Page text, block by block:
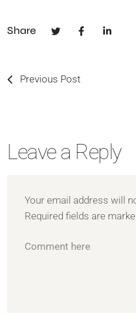
Share
Previous Post
Leave a Reply
Your email address will
Required fields are